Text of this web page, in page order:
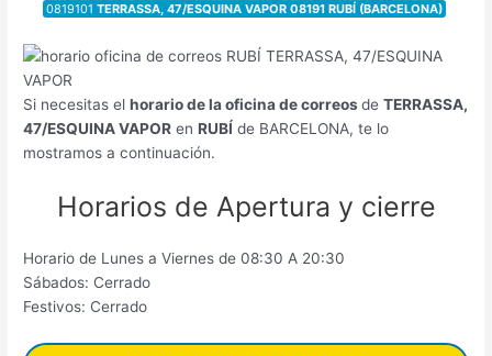
0819101 TERRASSA, 47/ESQUINA VAPOR 08191 RUBÍ (BARCELONA)
Si necesitas elhorario de la oficina de correosdeTERRASSA,
47/ESQUINA VAPOR enRUBÍ de BARCELONA, te lo
mostramos a continuación.
Horarios de Apertura y cierre
Horario de Lunes a Viernes de 08:30 A 20:30
Sábados: Cerrado
Festivos: Cerrado